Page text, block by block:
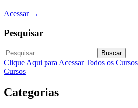
Acessar →
Pesquisar
Buscar
Clique Aqui para Acessar Todos os Cursos
Cursos
Categorias